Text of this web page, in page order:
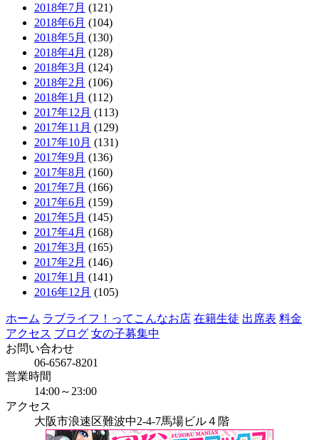
2018年7月 (121)
2018年6月 (104)
2018年5月 (130)
2018年4月 (128)
2018年3月 (124)
2018年2月 (106)
2018年1月 (112)
2017年12月 (113)
2017年11月 (129)
2017年10月 (131)
2017年9月 (136)
2017年8月 (160)
2017年7月 (166)
2017年6月 (159)
2017年5月 (145)
2017年4月 (168)
2017年3月 (165)
2017年2月 (146)
2017年1月 (141)
2016年12月 (105)
ホーム ラブライフ！ってこんなお店 在籍生徒 出席表 料金
アクセス ブログ 女の子募集中
お問い合わせ
06-6567-8201
営業時間
14:00～23:00
アクセス
大阪市浪速区難波中2-4-7馬場ビル４階